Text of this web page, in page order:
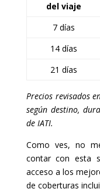
del viaje
7 días
14 días
21 días
Precios revisados
según destino,
de IATI.
Como ves, no
contar con esta
acceso a los
de coberturas